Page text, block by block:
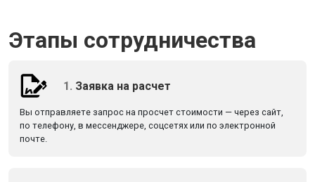
Этапы сотрудничества
1. Заявка на расчет
Вы отправляете запрос на просчет стоимости — через сайт,
по телефону, в мессенджере, соцсетях или по электронной
почте.